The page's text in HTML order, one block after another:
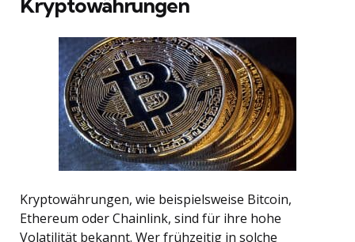
Kryptowährungen, wie beispielsweise Bitcoin,
Ethereum oder Chainlink, sind für ihre hohe
Volatilität bekannt. Wer frühzeitig in solche